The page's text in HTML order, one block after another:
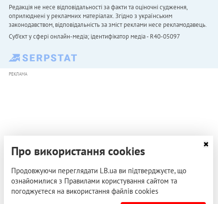
Редакція не несе відповідальності за факти та оціночні судження,
оприлюднені у рекламних матеріалах. Згідно з українським
законодавством, відповідальність за зміст реклами несе рекламодавець.
Cуб'єкт у сфері онлайн-медіа; ідентифікатор медіа - R40-05097
РЕКЛАМА
Про використання cookies
Продовжуючи переглядати LB.ua ви підтверджуєте, що
ознайомилися з Правилами користування сайтом та
погоджуєтеся на використання файлів cookies